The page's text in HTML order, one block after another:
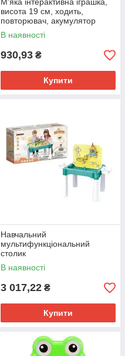
висота 19 см, ходить,
повторювач, акумулятор
3.7V, Type-C, пісні, (Рожевий)
В наявності
930,93 ₴
Купити
Навчальний
мультифункціональний
столик
В наявності
3 017,22 ₴
Купити